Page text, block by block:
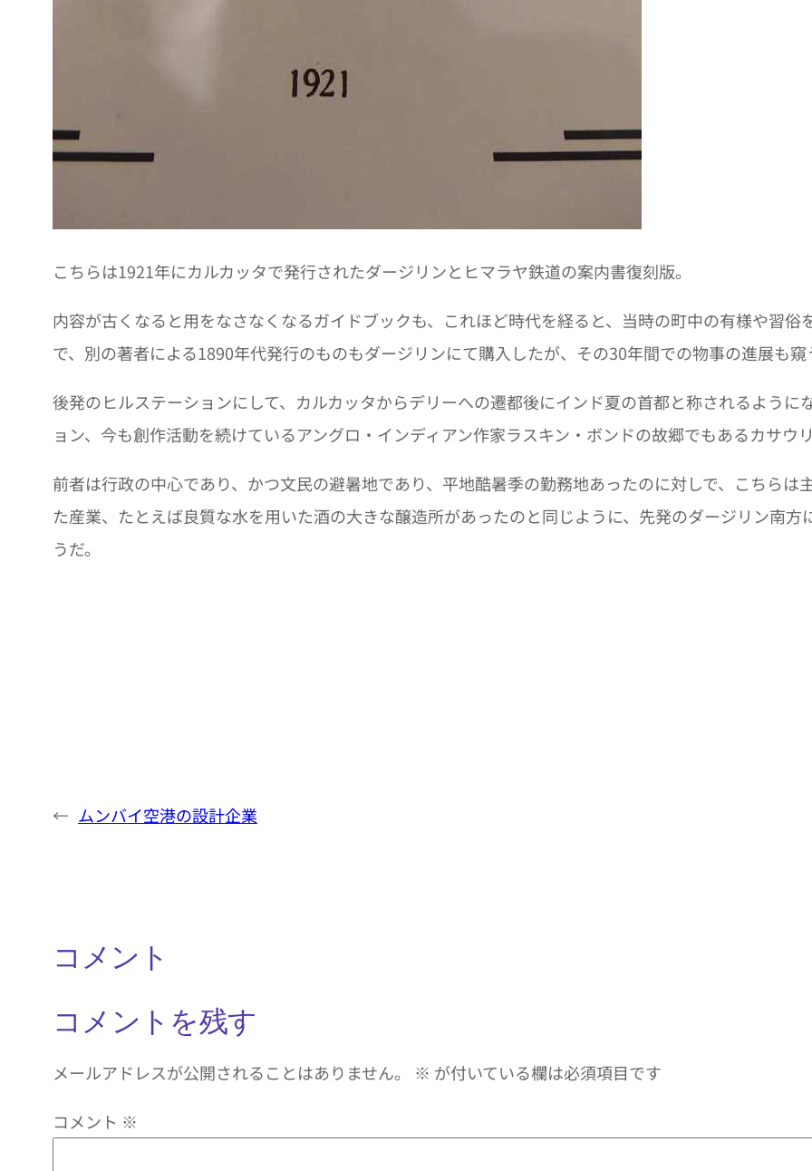
こちらは1921年にカルカッタで発行されたダージリンとヒマラヤ鉄道の案内書復刻版。
内容が古くなると用をなさなくなるガイドブックも、これほど時代を経ると、当時の町中の有様や習
で、別の著者による1890年代発行のものもダージリンにて購入したが、その30年間での物事の進展も窺
後発のヒルステーションにして、カルカッタからデリーへの遷都後にインド夏の首都と称されるように
ョン、今も創作活動を続けているアングロ・インディアン作家ラスキン・ボンドの故郷でもあるカサウ
前者は行政の中心であり、かつ文民の避暑地であり、平地酷暑季の勤務地あったのに対しで、こちらは
た産業、たとえば良質な水を用いた酒の大きな醸造所があったのと同じように、先発のダージリン南
うだ。
← ムンバイ空港の設計企業
コメント
コメントを残す
メールアドレスが公開されることはありません。 ※ が付いている欄は必須項目です
コメント ※